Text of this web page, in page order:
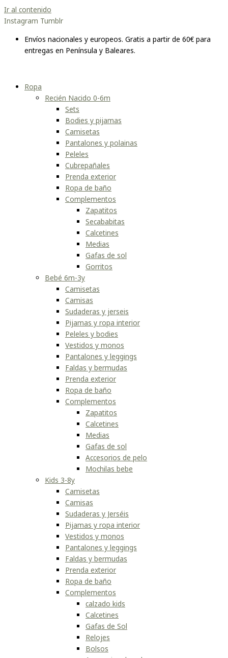
Ir al contenido
Instagram Tumblr
Envíos nacionales y europeos. Gratis a partir de 60€ para
entregas en Península y Baleares.
Ropa
Recién Nacido 0-6m
Sets
Bodies y pijamas
Camisetas
Pantalones y polainas
Peleles
Cubrepañales
Prenda exterior
Ropa de baño
Complementos
Zapatitos
Secababitas
Calcetines
Medias
Gafas de sol
Gorritos
Bebé 6m-3y
Camisetas
Camisas
Sudaderas y jerseis
Pijamas y ropa interior
Peleles y bodies
Vestidos y monos
Pantalones y leggings
Faldas y bermudas
Prenda exterior
Ropa de baño
Complementos
Zapatitos
Calcetines
Medias
Gafas de sol
Accesorios de pelo
Mochilas bebe
Kids 3-8y
Camisetas
Camisas
Sudaderas y Jerséis
Pijamas y ropa interior
Vestidos y monos
Pantalones y leggings
Faldas y bermudas
Prenda exterior
Ropa de baño
Complementos
calzado kids
Calcetines
Gafas de Sol
Relojes
Bolsos